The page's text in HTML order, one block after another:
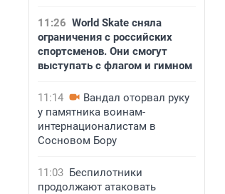
11:26 World Skate сняла
ограничения с российских
спортсменов. Они смогут
выступать с флагом и гимном
11:14
Вандал оторвал руку
у памятника воинам-
интернационалистам в
Сосновом Бору
11:03 Беспилотники
продолжают атаковать